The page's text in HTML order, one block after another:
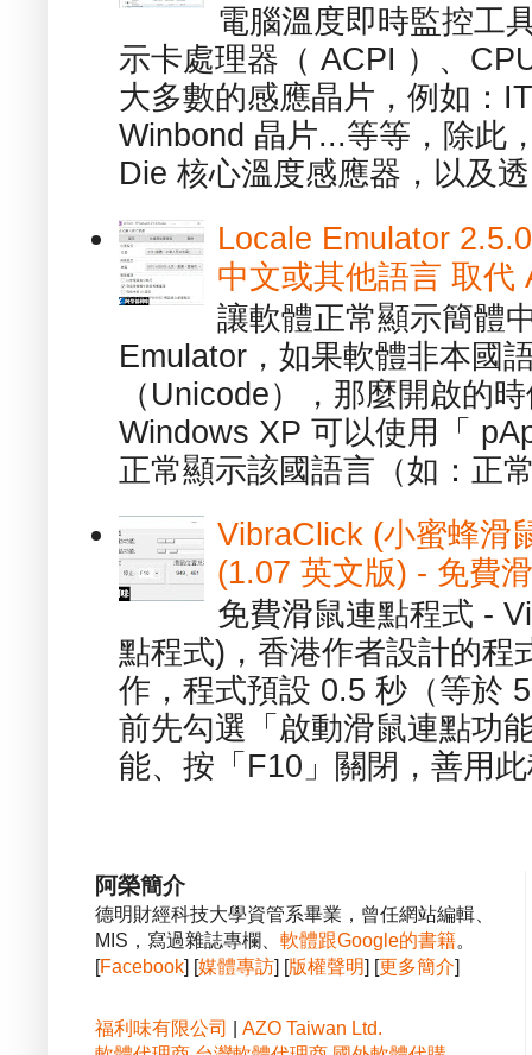
電腦溫度即時監控工
示卡處理器（ ACPI ）、
大多數的感應晶片，例如：
Winbond 晶片...等等，除此
Die 核心溫度感應器，以及
Locale Emulator
中文或其他語言 取代
讓軟體正常顯示簡體
Emulator，如果軟體非本國
（Unicode），那麼開啟的
Windows XP 可以使用「
正常顯示該國語言（如：正
VibraClick (小蜜蜂滑
(1.07 英文版) - 免費
免費滑鼠連點程式 -
點程式)，香港作者設計的程
作，程式預設 0.5 秒（等於
前先勾選「啟動滑鼠連點功
能、按「F10」關閉，善用
阿榮簡介
德明財經科技大學資管系畢業，曾任網站編輯、
MIS，寫過雜誌專欄、 軟體跟Google的書籍。
[Facebook] [媒體專訪] [版權聲明] [更多簡介]
福利味有限公司
AZO Taiwan Ltd.